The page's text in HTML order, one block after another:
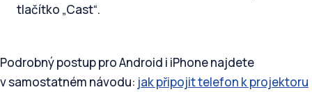
tlačítko „Cast“.
Podrobný postup pro Android i iPhone najdete
v samostatném návodu: jak připojit telefon k projektoru